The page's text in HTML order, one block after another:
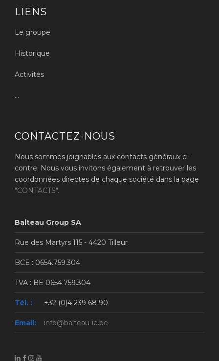
LIENS
Le groupe
Historique
Activités
...
CONTACTEZ-NOUS
Nous sommes joignables aux contacts généraux ci-
contre. Nous vous invitons également à retrouver les
coordonnées directes de chaque société dans la page
"CONTACTS".
Balteau Group SA
Rue des Martyrs 115 - 4420 Tilleur
BCE : 0654.759.304
TVA : BE 0654.759.304
Tél. : +32 (0)4 239 68 90
Email: info@balteau-ie.be